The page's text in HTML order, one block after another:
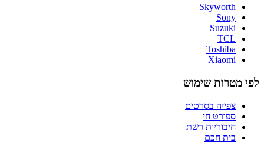
Skyworth
Sony
Suzuki
TCL
Toshiba
Xiaomi
לפי מטרות שימוש
צפייה בסרטים
ספורט חי
חיבוריות רשת
בית חכם